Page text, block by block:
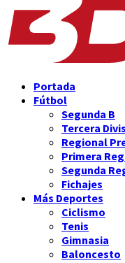
Portada
Fútbol
Segunda B
Tercera
Regional
Primera
Segunda
Fichajes
Más Deportes
Ciclismo
Tenis
Gimnasia
Baloncesto